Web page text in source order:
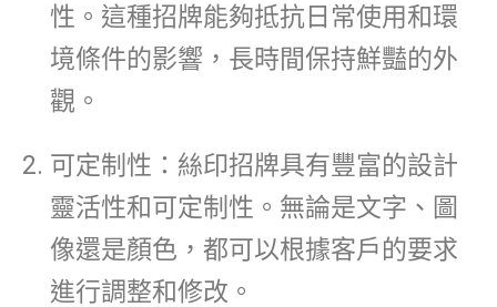
性。這種招牌能夠抵抗日常使用和環
境條件的影響，長時間保持鮮豔的外
觀。
可定制性：絲印招牌具有豐富的設計
靈活性和可定制性。無論是文字、圖
像還是顏色，都可以根據客戶的要求
進行調整和修改。